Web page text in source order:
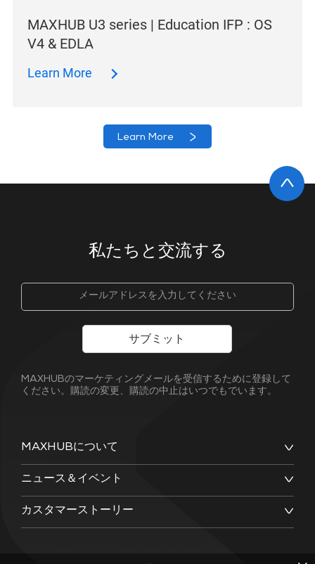
MAXHUB U3 series | Education IFP : OS
V4 & EDLA
Learn More
Learn More
私たちと交流する
MAXHUBについて
ニュース＆イベント
カスタマーストーリー
サブミット
MAXHUBのマーケティングメールを受信するために登録して
ください。購読の変更、購読の中止はいつでもでいます。